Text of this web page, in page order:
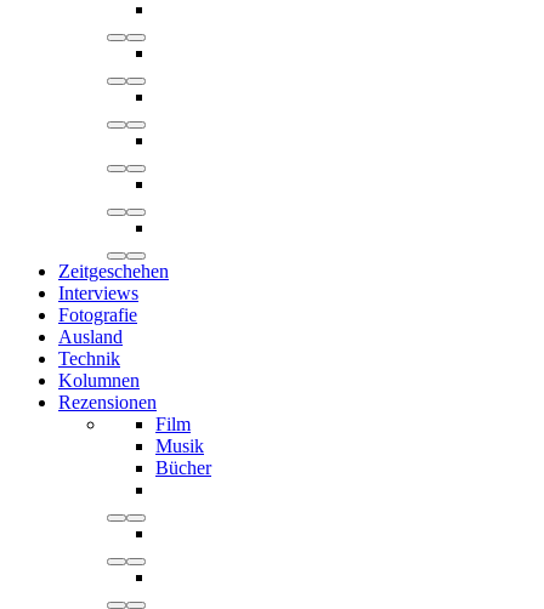
Zeitgeschehen
Interviews
Fotografie
Ausland
Technik
Kolumnen
Rezensionen
Film
Musik
Bücher